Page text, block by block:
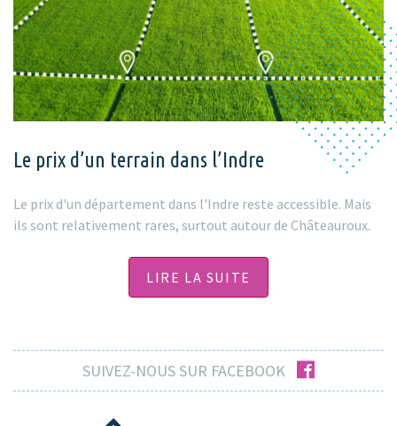
Le prix d’un terrain dans l’Indre
Le prix d'un département dans l'Indre reste accessible. Mais
ils sont relativement rares, surtout autour de Châteauroux.
LIRE LA SUITE
SUIVEZ-NOUS SUR FACEBOOK facebook